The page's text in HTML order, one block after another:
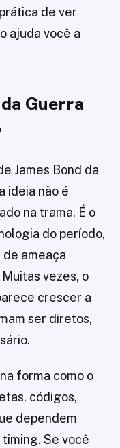
de ver
ajuda você a
Guerra
James Bond da
ideia não é
na trama. É o
do período,
ameaça
vezes, o
crescer a
ser diretos,
forma como o
códigos,
dependem
Se você